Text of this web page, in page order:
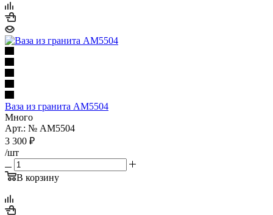
Ваза из гранита AM5504
Много
Арт.: № AM5504
3 300 ₽
/шт
В корзину